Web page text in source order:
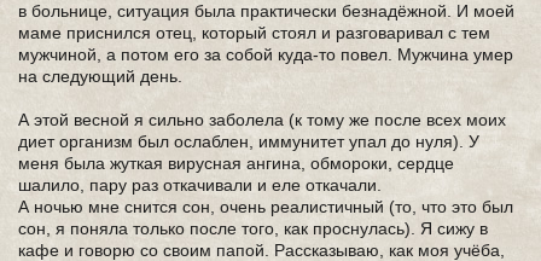
в больнице, ситуация была практически безнадёжной. И моей
маме приснился отец, который стоял и разговаривал с тем
мужчиной, а потом его за собой куда-то повел. Мужчина умер
на следующий день.
А этой весной я сильно заболела (к тому же после всех моих
диет организм был ослаблен, иммунитет упал до нуля). У
меня была жуткая вирусная ангина, обмороки, сердце
шалило, пару раз откачивали и еле откачали.
А ночью мне снится сон, очень реалистичный (то, что это был
сон, я поняла только после того, как проснулась). Я сижу в
кафе и говорю со своим папой. Рассказываю, как моя учёба,